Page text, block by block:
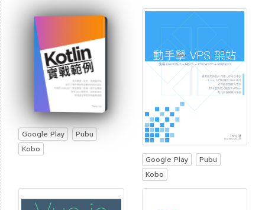
Google Play
Pubu
Kobo
Google Play
Pubu
Kobo